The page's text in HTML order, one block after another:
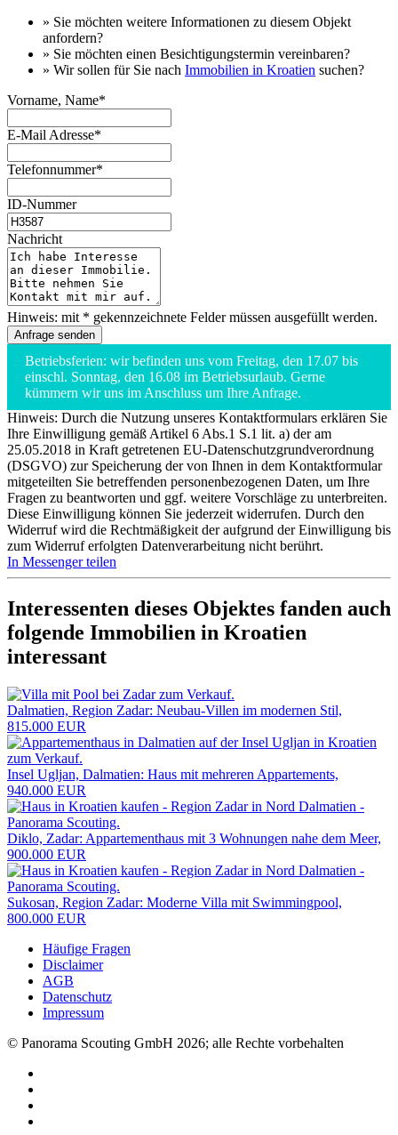
» Sie möchten weitere Informationen zu diesem Objekt
anfordern?
» Sie möchten einen Besichtigungstermin vereinbaren?
» Wir sollen für Sie nach Immobilien in Kroatien suchen?
Vorname, Name*
E-Mail Adresse*
Telefonnummer*
ID-Nummer
Nachricht
Hinweis: mit * gekennzeichnete Felder müssen ausgefüllt werden.
Betriebsferien: wir befinden uns vom Freitag, den 17.07 bis
einschl. Sonntag, den 16.08 im Betriebsurlaub. Gerne
kümmern wir uns im Anschluss um Ihre Anfrage.
Hinweis: Durch die Nutzung unseres Kontaktformulars erklären Sie
Ihre Einwilligung gemäß Artikel 6 Abs.1 S.1 lit. a) der am
25.05.2018 in Kraft getretenen EU-Datenschutzgrundverordnung
(DSGVO) zur Speicherung der von Ihnen in dem Kontaktformular
mitgeteilten Sie betreffenden personenbezogenen Daten, um Ihre
Fragen zu beantworten und ggf. weitere Vorschläge zu unterbreiten.
Diese Einwilligung können Sie jederzeit widerrufen. Durch den
Widerruf wird die Rechtmäßigkeit der aufgrund der Einwilligung bis
zum Widerruf erfolgten Datenverarbeitung nicht berührt.
In Messenger teilen
Interessenten dieses Objektes fanden auch
folgende Immobilien in Kroatien
interessant
Dalmatien, Region Zadar: Neubau-Villen im modernen Stil,
815.000 EUR
Insel Ugljan, Dalmatien: Haus mit mehreren Appartements,
940.000 EUR
Diklo, Zadar: Appartementhaus mit 3 Wohnungen nahe dem Meer,
900.000 EUR
Sukosan, Region Zadar: Moderne Villa mit Swimmingpool,
800.000 EUR
Häufige Fragen
Disclaimer
AGB
Datenschutz
Impressum
© Panorama Scouting GmbH 2026; alle Rechte vorbehalten